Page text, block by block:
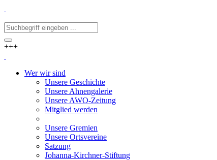
+++
Wer wir sind
Unsere Geschichte
Unsere Ahnengalerie
Unsere AWO-Zeitung
Mitglied werden
Unsere Gremien
Unsere Ortsvereine
Satzung
Johanna-Kirchner-Stiftung